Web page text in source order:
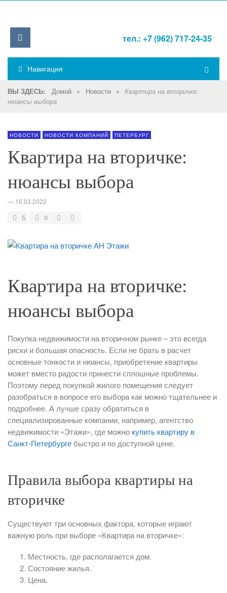
тел.: +7 (962) 717-24-35
Навигация
ВЫ ЗДЕСЬ: Домой » Новости »
Квартира на вторичке:
нюансы выбора
НОВОСТИ НОВОСТИ КОМПАНИЙ ПЕТЕРБУРГ
Квартира на вторичке:
нюансы выбора
— 16.03.2022
5 0
Квартира на вторичке:
нюансы выбора
Покупка недвижимости на вторичном рынке – это всегда
риски и большая опасность. Если не брать в расчет
основные тонкости и нюансы, приобретение квартиры
может вместо радости принести сплошные проблемы.
Поэтому перед покупкой жилого помещения следует
разобраться в вопросе его выбора как можно тщательнее и
подробнее. А лучше сразу обратиться в
специализированные компании, например, агентство
недвижимости «Этажи», где можно купить квартиру в
Санкт-Петербурге быстро и по доступной цене.
Правила выбора квартиры на
вторичке
Существуют три основных фактора, которые играют
важную роль при выборе «Квартира на вторичке»:
Местность, где располагается дом.
Состояние жилья.
Цена.